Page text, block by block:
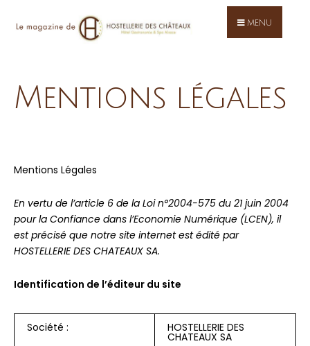
MENU
Mentions légales
Mentions Légales
En vertu de l’article 6 de la Loi n°2004-575 du 21 juin 2004
pour la Confiance dans l’Economie Numérique (LCEN), il
est précisé que notre site internet est édité par
HOSTELLERIE DES CHATEAUX SA.
Identification de l’éditeur du site
Société : HOSTELLERIE DES
CHATEAUX SA